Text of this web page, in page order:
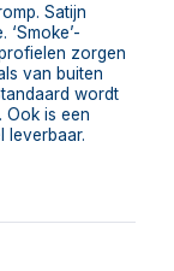
Satijn
zorgen
van buiten
wordt
Ook is een
leverbaar.